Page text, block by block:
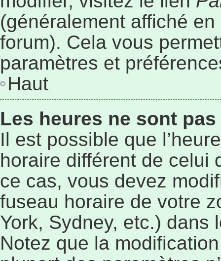
(généralement affiché
forum). Cela vous
paramètres et
Haut
Les heures ne sont
Il est possible que
horaire différent de celui
ce cas, vous devez
fuseau horaire de votre
York, Sydney, etc.) dans
Notez que la